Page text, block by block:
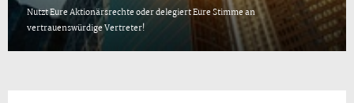
Nutzt Eure Aktionärsrechte oder delegiert Eure Stimme an
vertrauenswürdige Vertreter!